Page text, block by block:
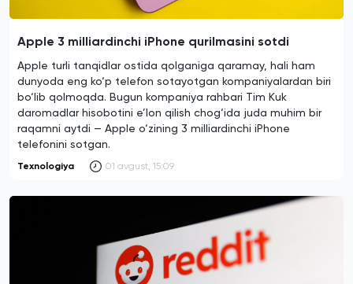
Apple 3 milliardinchi iPhone qurilmasini sotdi
Apple turli tanqidlar ostida qolganiga qaramay, hali ham
dunyoda eng ko‘p telefon sotayotgan kompaniyalardan biri
bo‘lib qolmoqda. Bugun kompaniya rahbari Tim Kuk
daromadlar hisobotini e’lon qilish chog‘ida juda muhim bir
raqamni aytdi — Apple o‘zining 3 milliardinchi iPhone
telefonini sotgan.
Texnologiya 01 avgust, 15:09